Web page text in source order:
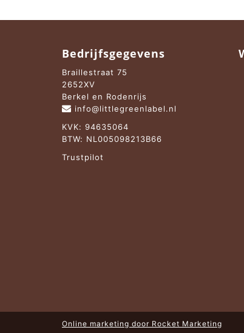
Bedrijfsgegevens
Braillestraat 75
2652XV
Berkel en Rodenrijs
info@littlegreenlabel.nl
KVK: 94635064
BTW: NL005098213B66
Trustpilot
Online marketing door Rocket Marketing